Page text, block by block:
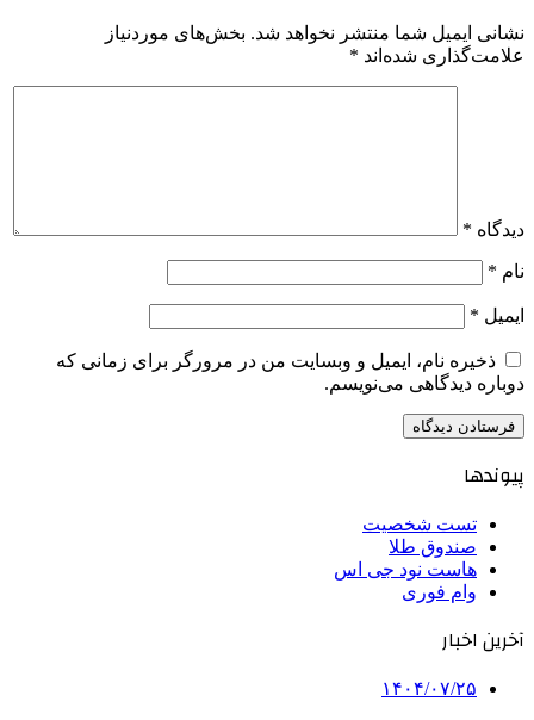
نشانی ایمیل شما منتشر نخواهد شد. بخش‌های موردنیاز
علامت‌گذاری شده‌اند *
دیدگاه *
نام *
ایمیل *
ذخیره نام، ایمیل و وبسایت من در مرورگر برای زمانی که
دوباره دیدگاهی می‌نویسم.
پیوندها
تست شخصیت
صندوق طلا
هاست نود جی اس
وام فوری
آخرین اخبار
۱۴۰۴/۰۷/۲۵